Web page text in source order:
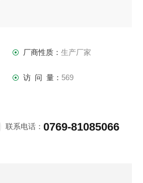
厂商性质： 生产厂家
访 问 量： 569
联系电话：0769-81085066